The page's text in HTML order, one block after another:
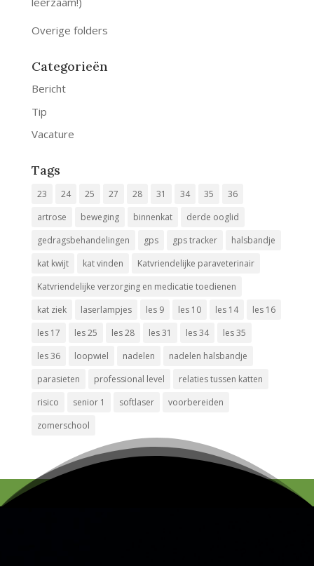
Overige folders
Categorieën
Bericht
Tip
Vacature
Tags
23 24 25 27 28 31 34 35
36
artrose
beweging binnenkat
derde ooglid
gedragsbehandelingen
gps gps tracker
halsbandje
kat kwijt
kat vinden
Katvriendelijke paraveterinair
Katvriendelijke verzorging en medicatie toedienen
kat ziek
laserlampjes les 9 les 10 les 14
les 16
les 17
les 25 les 28 les 31 les 34
les 35
les 36
loopwiel nadelen
nadelen halsbandje
parasieten
professional level
relaties tussen katten
risico
senior 1 softlaser
voorbereiden
zomerschool